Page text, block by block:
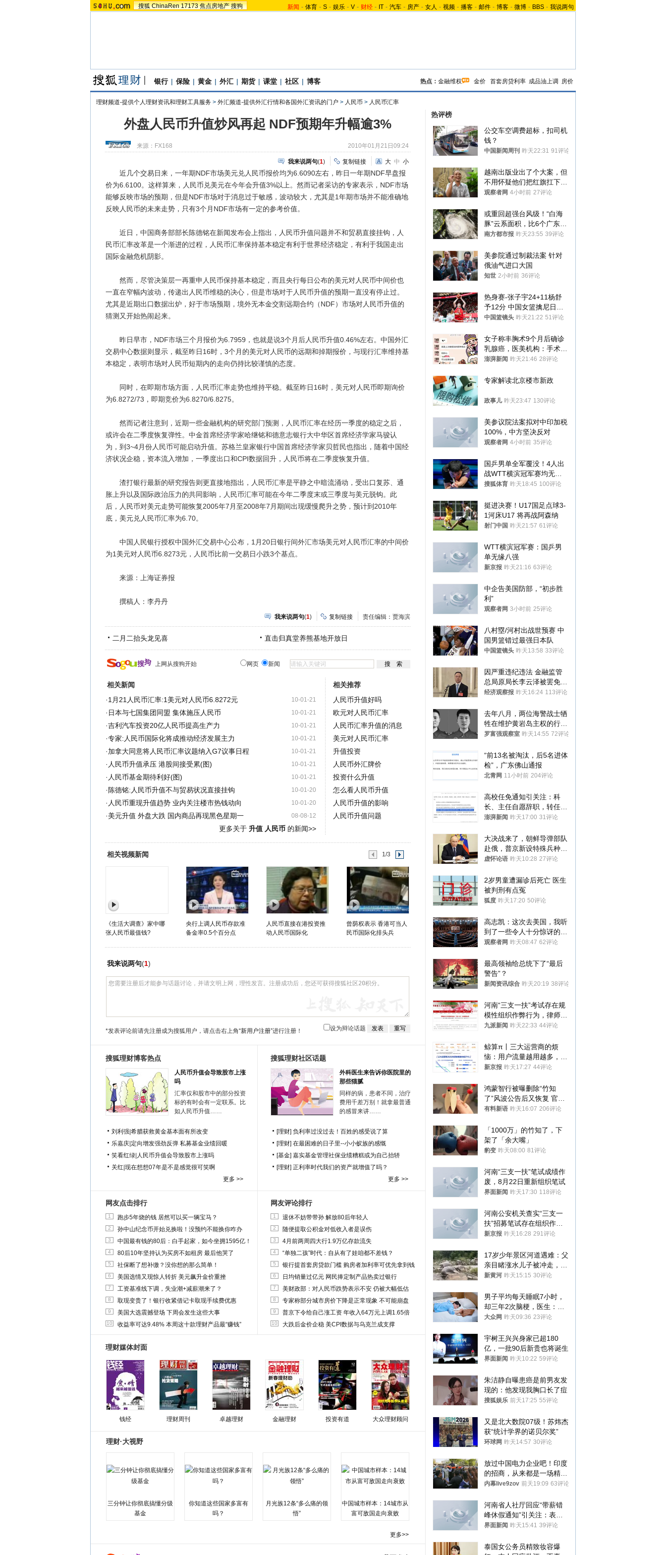
搜狐 ChinaRen 17173 焦点房地产 搜狗 新闻 - 体育 - S - 娱乐 - V - 财经 - IT - 汽车 - 房产 - 女人 - 视频 - 播客 - 邮件 - 博客 - 微博 - BBS - 我说两句
银行 | 保险 | 黄金 | 外汇 | 期货 | 课堂 | 社区 | 博客 热点： 金融维权 金价 首套房贷利率 成品油上调 房价
理财频道-提供个人理财资讯和理财工具服务 > 外汇频道-提供外汇行情和各国外汇资讯的门户 > 人民币 > 人民币汇率
外盘人民币升值炒风再起 NDF预期年升幅逾3%
来源： FX168 2010年01月21日09:24
我来说两句(1) 复制链接 大 中 小
近几个交易日来，一年期NDF市场美元兑人民币报价均为6.6090左右，昨日一年期NDF早盘报
价为6.6100。这样算来，人民币兑美元在今年会升值3%以上。然而记者采访的专家表示，NDF市场
能够反映市场的预期，但是NDF市场对于消息过于敏感，波动较大，尤其是1年期市场并不能准确地
反映人民币的未来走势，只有3个月NDF市场有一定的参考价值。
近日，中国商务部部长陈德铭在新闻发布会上指出，人民币升值问题并不和贸易直接挂钩，人
民币汇率改革是一个渐进的过程，人民币汇率保持基本稳定有利于世界经济稳定，有利于我国走出
国际金融危机阴影。
然而，尽管决策层一再重申人民币保持基本稳定，而且央行每日公布的美元对人民币中间价也
一直在窄幅内波动，传递出人民币维稳的决心，但是市场对于人民币升值的预期一直没有停止过。
尤其是近期出口数据出炉，好于市场预期，境外无本金交割远期合约（NDF）市场对人民币升值的
猜测又开始热闹起来。
昨日早市，NDF市场三个月报价为6.7959，也就是说3个月后人民币升值0.46%左右。中国外汇
交易中心数据则显示，截至昨日16时，3个月的美元对人民币的远期和掉期报价，与现行汇率维持基
本稳定，表明市场对人民币短期内的走向仍持比较谨慎的态度。
同时，在即期市场方面，人民币汇率走势也维持平稳。截至昨日16时，美元对人民币即期询价
为6.8272/73，即期竞价为6.8270/6.8275。
然而记者注意到，近期一些金融机构的研究部门预测，人民币汇率在经历一季度的稳定之后，
或许会在二季度恢复弹性。中金首席经济学家哈继铭和德意志银行大中华区首席经济学家马骏认
为，到3~4月份人民币可能启动升值。苏格兰皇家银行中国首席经济学家贝哲民也指出，随着中国经
济状况企稳，资本流入增加，一季度出口和CPI数据回升，人民币将在二季度恢复升值。
渣打银行最新的研究报告则更直接地指出，人民币汇率是平静之中暗流涌动，受出口复苏、通
胀上升以及国际政治压力的共同影响，人民币汇率可能在今年二季度末或三季度与美元脱钩。此
后，人民币对美元走势可能恢复2005年7月至2008年7月期间出现缓慢爬升之势，预计到2010年
底，美元兑人民币汇率为6.70。
中国人民银行授权中国外汇交易中心公布，1月20日银行间外汇市场美元对人民币汇率的中间价
为1美元对人民币6.8273元，人民币比前一交易日小跌3个基点。
来源：上海证券报
撰稿人：李丹丹
我来说两句(1) 复制链接 责任编辑：贾海滨
二月二抬头龙见喜 直击归真堂养熊基地开放日
上网从搜狗开始 网页 新闻
相关新闻
10-01-21
·1月21人民币汇率:1美元对人民币6.8272元
10-01-21
· 日本与七国集团同盟 集体施压人民币
10-01-21
·吉利汽车投资20亿人民币提高生产力
10-01-21
·专家:人民币国际化将成推动经济发展主力
10-01-21
·加拿大同意将人民币汇率议题纳入G7议事日程
10-01-21
· 人民币升值承压 港股间接受累(图)
10-01-21
· 人民币基金期待利好(图)
10-01-20
· 陈德铭:人民币升值不与贸易状况直接挂钩
10-01-20
· 人民币重现升值趋势 业内关注楼市热钱动向
08-08-12
·美元升值 外盘大跌 国内商品再现黑色星期一
更多关于 升值 人民币的新闻>>
相关推荐
人民币升值好吗
欧元对人民币汇率
人民币汇率升值的消息
美元对人民币汇率
升值投资
人民币外汇牌价
投资什么升值
怎么看人民币升值
人民币升值的影响
人民币升值问题
相关视频新闻 1/3
《生活大调查》家中哪
张人民币最值钱?
央行上调人民币存款准
备金率0.5个百分点
人民币直接在港投资推
动人民币国际化
曾荫权表示 香港可当人
民币国际化排头兵
我来说两句(1)
*发表评论前请先注册成为搜狐用户，请点击右上角“新用户注册”进行注册！ 设为辩论话题
搜狐理财博客热点
人民币升值会导致股市上涨
吗
汇率仅和股市中的部分投资
标的有时会有一定联系。比
如人民币升值……
刘利强 希腊获救黄金基本面有所改变
乐嘉庆 定向增发强劲反弹 私募基金业绩回暖
笑看红绿 人民币升值会导致股市上涨吗
关红 现在想想07年是不是感觉很可笑啊
更多 >>
搜狐理财社区话题
外科医生来告诉你医院里的
那些猫腻
同样的病，患者不同，治疗
费用千差万别！就拿最普通
的感冒来讲……
[理财] 负利率过没过去！百姓的感受说了算
[理财] 在最困难的日子里--小小蚁族的感慨
[基金] 嘉实基金管理社保业绩糟糕或为自己抬轿
[理财] 正利率时代我们的资产就增值了吗？
更多 >>
网友点击排行
1 跑步5年烧的钱 居然可以买一辆宝马？
2 孙中山纪念币开始兑换啦！没预约不能换你咋办
3 中国最有钱的80后：白手起家，如今坐拥1595亿！
4 80后10年坚持认为买房不如租房 最后他哭了
5 社保断了想补缴？没你想的那么简单！
6 美国选情又现惊人转折 美元飙升金价重挫
7 工资基准线下调，失业潮+减薪潮来了？
8 取现变贵了！银行收紧借记卡取现手续费优惠
9 美国大选震撼登场 下周会发生这些大事
10 收益率可达9.48% 本周这十款理财产品最“赚钱”
网友评论排行
1 退休不妨带带孙 解放80后年轻人
2 随便提取公积金对低收入者是误伤
3 4月前两周四大行1.9万亿存款流失
4 “单独二孩”时代：自从有了娃咱都不差钱？
5 银行提首套房贷款门槛 购房者加利率可优先拿到钱
6 日均销量过亿元 网民捧定制产品热卖过银行
7 美财政部：对人民币跌势表示不安 仍被大幅低估
8 专家称部分城市房价下降是正常现象 不可能崩盘
9 普京下令给自己涨工资 年收入64万元上调1.65倍
10 大跌后金价企稳 美CPI数据与乌克兰成支撑
理财媒体封面
钱经 理财周刊 卓越理财 金融理财 投资有道 大众理财顾问
理财·大视野
三分钟让你彻底搞懂分级
基金
你知道这些国家多富有
吗？
月光族12条“多么痛的领
悟”
中国城市样本：14城市从
富可敌国走向衰败
更多>>
热评榜
公交车空调费超标，扣司机
钱？
中国新闻周刊 昨天22:31 91评论
越南出版业出了个大案，但
不用怀疑他们把红旗扛下去
的决心
观察者网 4小时前 27评论
或重回超强台风级！“白海
豚”云系面积，比6个广东还
大！深圳官方：注意这件事
南方都市报 昨天23:55 39评论
美参院通过制裁法案 针对
俄油气进口大国
知世 2小时前 36评论
热身赛-张子宇24+11杨舒
予12分 中国女篮擒尼日利
亚
中国篮镜头 昨天21:22 51评论
女子称丰胸术9个月后确诊
乳腺癌，医美机构：手术不
可能引发癌症，建议走司法
澎湃新闻 昨天21:46 28评论
专家解读北京楼市新政
政事儿 昨天23:47 130评论
美参议院法案拟对中印加税
100%，中方坚决反对
观察者网 4小时前 35评论
国乒男单全军覆没！4人出
战WTT横滨冠军赛均无缘
八强
搜狐体育 昨天18:45 100评论
挺进决赛！U17国足点球3-
1河床U17 将再战阿森纳
射门中国 昨天21:57 61评论
WTT横滨冠军赛：国乒男
单无缘八强
新京报 昨天21:16 63评论
中企告美国防部，“初步胜
利”
观察者网 3小时前 25评论
八村塁/河村出战世预赛 中
国男篮错过最强日本队
中国篮镜头 昨天13:58 33评论
因严重违纪违法 金融监管
总局原局长李云泽被罢免全
国人大代表
经济观察报 昨天16:24 113评论
去年八月，两位海警战士牺
牲在维护黄岩岛主权的行动
中
罗富强观察室 昨天14:55 72评论
“前13名被淘汰，后5名进体
检”，广东佛山通报
北青网 11小时前 204评论
高校任免通知引关注：科
长、主任自愿辞职，转任思
政辅导员
澎湃新闻 昨天17:00 31评论
大决战来了，朝鲜导弹部队
赴俄，普京新设特殊兵种，
76岁老将扛旗
虚怀论语 昨天10:28 27评论
2岁男童遭漏诊后死亡 医生
被判刑有点冤
狐度 昨天17:20 50评论
高志凯：这次去美国，我听
到了一些令人十分惊讶的消
息
观察者网 昨天08:47 62评论
最高领袖给总统下了“最后
警告”？
新闻资讯综合 昨天20:19 38评论
河南“三支一扶”考试存在规
模性组织作弊行为，律师：
涉嫌非法获取国家秘密罪等
九派新闻 昨天22:33 44评论
鲸算π丨三大运营商的烦
恼：用户流量越用越多，收
入却越来越少
新京报 昨天17:27 44评论
鸿蒙智行被曝删除“竹知
了”风波公告后又恢复 官媒
曾力挺：劝华为要大度的，
有料新语 昨天16:07 206评论
「1000万」的竹知了，下
架了「余大嘴」
豹变 昨天08:00 81评论
河南“三支一扶”笔试成绩作
废，8月22日重新组织笔试
界面新闻 昨天17:30 118评论
河南公安机关查实“三支一
扶”招募笔试存在组织作弊
犯罪行为
新京报 昨天16:28 291评论
17岁少年景区河道遇难：父
亲目睹涨水儿子被冲走，当
地排除上游泄洪，家属盼厘
新黄河 昨天15:15 30评论
男子平均每天睡眠7小时，
却三年2次脑梗，医生：这
样睡觉更伤身
大众网 昨天09:36 23评论
宇树王兴兴身家已超180
亿，一批90后新贵也将诞生
界面新闻 昨天10:22 59评论
朱洁静自曝患癌是前男友发
现的：他发现我胸口长了痘
搜狐娱乐 前天17:25 55评论
又是北大数院07级！苏炜杰
获“统计学界的诺贝尔奖”
环球网 昨天14:57 30评论
放过中国电力企业吧！印度
的招商，从来都是一场精准
收割
内幕live9zov 前天19:09 63评论
河南省人社厅回应“带薪错
峰休假通知”引关注：表述
不够准确，待修改后印发
界面新闻 昨天15:41 39评论
泰国女公务员精致妆容爆